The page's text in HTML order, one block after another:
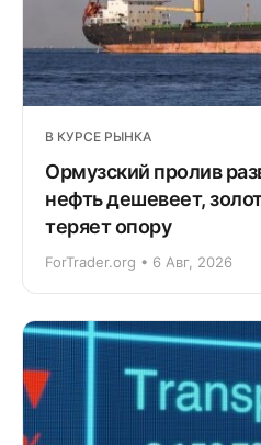
В КУРСЕ РЫНКА
Ормузский пролив
нефть дешевеет,
теряет опору
ForTrader.org • 6 Авг, 2026